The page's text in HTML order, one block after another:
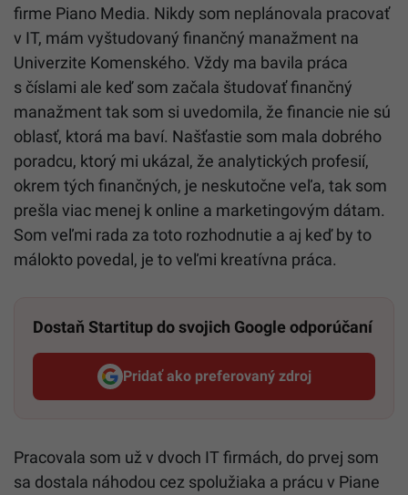
firme Piano Media. Nikdy som neplánovala pracovať
v IT, mám vyštudovaný finančný manažment na
Univerzite Komenského. Vždy ma bavila práca
s číslami ale keď som začala študovať finančný
manažment tak som si uvedomila, že financie nie sú
oblasť, ktorá ma baví. Našťastie som mala dobrého
poradcu, ktorý mi ukázal, že analytických profesií,
okrem tých finančných, je neskutočne veľa, tak som
prešla viac menej k online a marketingovým dátam.
Som veľmi rada za toto rozhodnutie a aj keď by to
málokto povedal, je to veľmi kreatívna práca.
Dostaň Startitup do svojich Google odporúčaní
Pridať ako preferovaný zdroj
Startitup, odkaz sa otvorí v
Pracovala som už v dvoch IT firmách, do prvej som
sa dostala náhodou cez spolužiaka a prácu v Piane